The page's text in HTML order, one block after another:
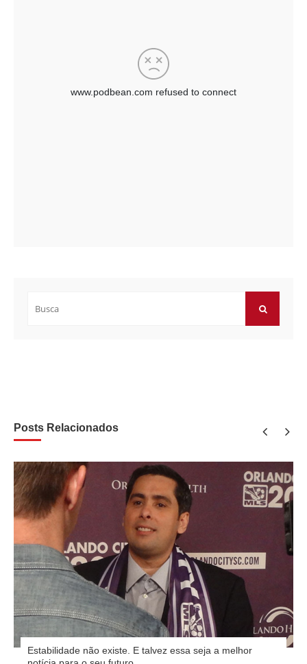
por:
Posts Relacionados
Estabilidade não existe. E talvez essa seja a melhor